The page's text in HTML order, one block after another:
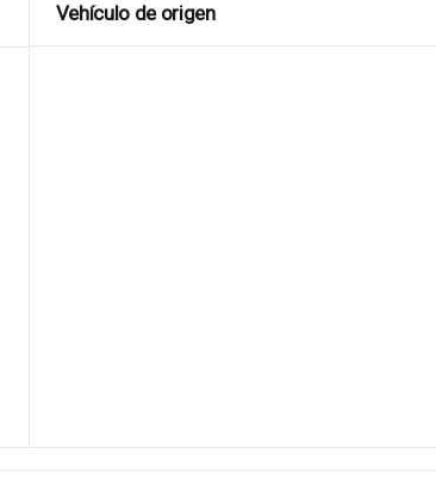
Vehículo de origen